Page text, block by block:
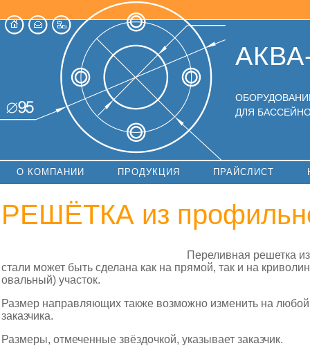
ДЛЯ
О КОМПАНИИ ПРОДУКЦИЯ ПРАЙСЛИСТ
РЕШЁТКА из
Переливная решетка
стали может быть сделана как на прямой, так и на
овальный) участок.
Размер направляющих также возможно изменить на
заказчика.
Размеры, отмеченные звёздочкой, указывает заказчик.